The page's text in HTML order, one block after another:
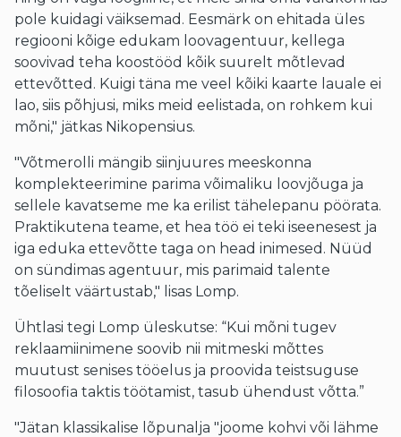
pole kuidagi väiksemad. Eesmärk on ehitada üles
regiooni kõige edukam loovagentuur, kellega
soovivad teha koostööd kõik suurelt mõtlevad
ettevõtted. Kuigi täna me veel kõiki kaarte lauale ei
lao, siis põhjusi, miks meid eelistada, on rohkem kui
mõni," jätkas Nikopensius.
"Võtmerolli mängib siinjuures meeskonna
komplekteerimine parima võimaliku loovjõuga ja
sellele kavatseme me ka erilist tähelepanu pöörata.
Praktikutena teame, et hea töö ei teki iseenesest ja
iga eduka ettevõtte taga on head inimesed. Nüüd
on sündimas agentuur, mis parimaid talente
tõeliselt väärtustab," lisas Lomp.
Ühtlasi tegi Lomp üleskutse: “Kui mõni tugev
reklaamiinimene soovib nii mitmeski mõttes
muutust senises tööelus ja proovida teistsuguse
filosoofia taktis töötamist, tasub ühendust võtta.”
"Jätan klassikalise lõpunalja "joome kohvi või lähme